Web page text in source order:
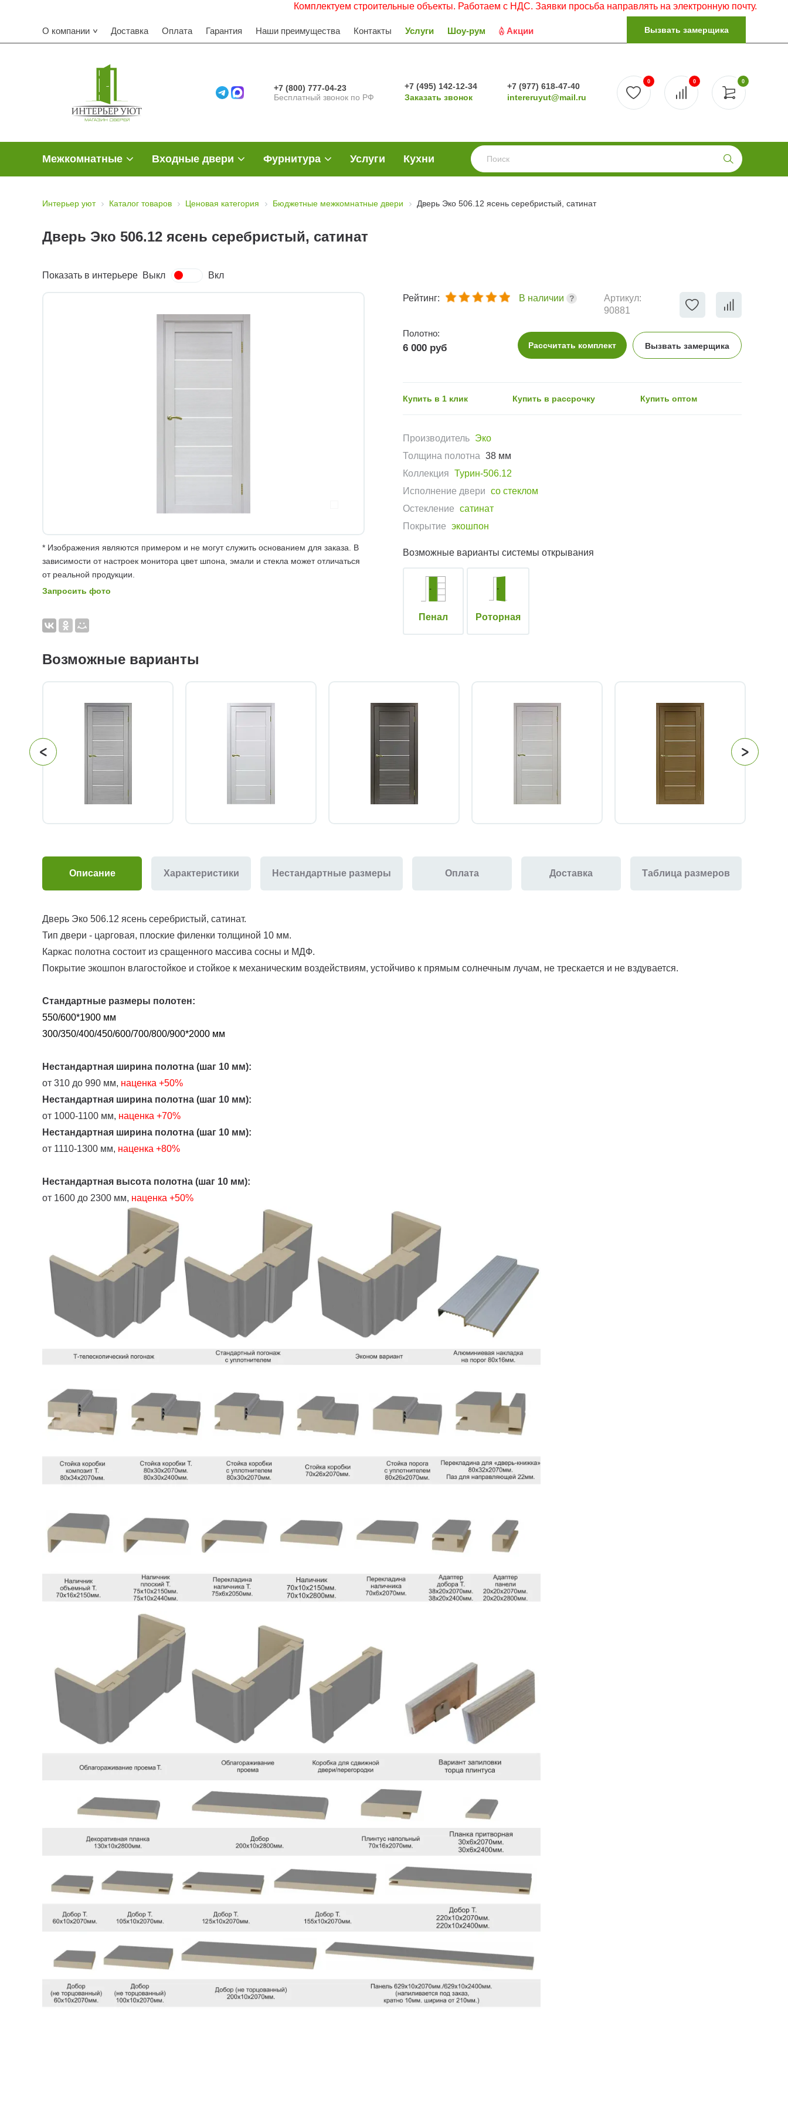
Комплектуем строительные объекты. Работаем с НДС. Заявки просьба направлять на электронную почту.
О компании Доставка Оплата Гарантия Наши преимущества Контакты Услуги Шоу-рум Акции Вызвать замерщика
+7 (800) 777-04-23
Бесплатный звонок по РФ
+7 (495) 142-12-34
Заказать звонок
+7 (977) 618-47-40
intereruyut@mail.ru
0
0 0
Межкомнатные Входные двери Фурнитура Услуги Кухни
Интерьер уют Каталог товаров Ценовая категория Бюджетные межкомнатные двери Дверь Эко 506.12 ясень серебристый, сатинат
Дверь Эко 506.12 ясень серебристый, сатинат
Показать в интерьере Выкл Вкл
* Изображения являются примером и не могут служить основанием для заказа. В
зависимости от настроек монитора цвет шпона, эмали и стекла может отличаться
от реальной продукции.
Запросить фото
Рейтинг: В наличии
Артикул:
90881
Полотно:
6 000 руб Рассчитать комплект Вызвать замерщика
Купить в 1 клик Купить в рассрочку Купить оптом
Производитель Эко
Толщина полотна 38 мм
Коллекция Турин-506.12
Исполнение двери со стеклом
Остекление сатинат
Покрытие экошпон
Возможные варианты системы открывания
Пенал Роторная
Возможные варианты
Описание Характеристики Нестандартные размеры Оплата Доставка Таблица размеров
Дверь Эко 506.12 ясень серебристый, сатинат.
Тип двери - царговая, плоские филенки толщиной 10 мм.
Каркас полотна состоит из сращенного массива сосны и МДФ.
Покрытие экошпон влагостойкое и стойкое к механическим воздействиям, устойчиво к прямым солнечным лучам, не трескается и не вздувается.
Стандартные размеры полотен:
550/600*1900 мм
300/350/400/450/600/700/800/900*2000 мм
Нестандартная ширина полотна (шаг 10 мм):
от 310 до 990 мм, наценка +50%
Нестандартная ширина полотна (шаг 10 мм):
от 1000-1100 мм, наценка +70%
Нестандартная ширина полотна (шаг 10 мм):
от 1110-1300 мм, наценка +80%
Нестандартная высота полотна (шаг 10 мм):
от 1600 до 2300 мм, наценка +50%